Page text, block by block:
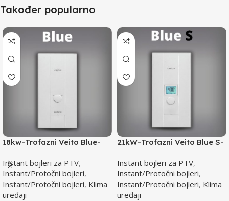
Također popularno
18kw-Trofazni Veito Blue-
Instant bojleri za PTV,
Instant/Protočni bojleri,
Instant/Protočni bojleri, Klima
uređaji
21kW-Trofazni Veito Blue S-
Instant bojleri za PTV,
Instant/Protočni bojleri,
Instant/Protočni bojleri, Klima
uređaji